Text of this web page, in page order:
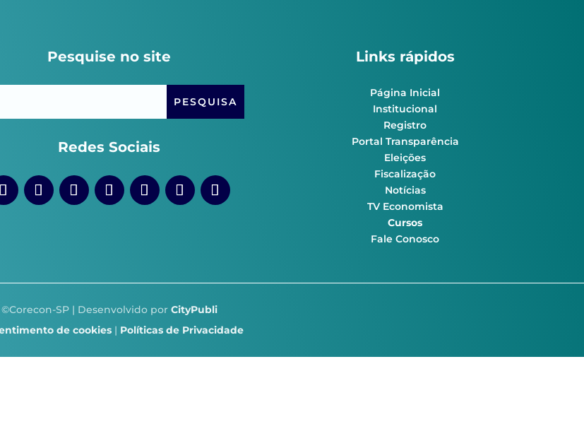
Pesquise no site
Redes Sociais
Links rápidos
Página Inicial
Institucional
Registro
Portal Transparência
Eleições
Fiscalização
Notícias
TV Economista
Cursos
Fale Conosco
©Corecon-SP | Desenvolvido por CityPubli
de cookies| Políticas de Privacidade